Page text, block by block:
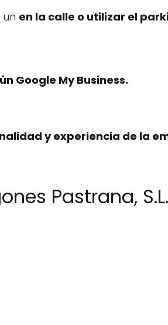
en la calle o utilizar el
Google My Business.
yexperiencia de la
Pastrana, S.L.